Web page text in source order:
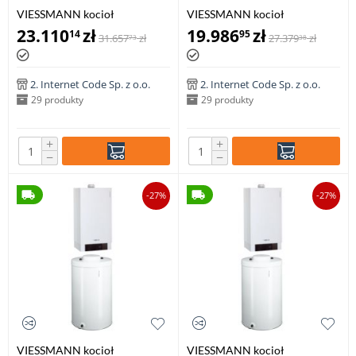
VIESSMANN kocioł
VITODENS 200-W 1.9-19,0 kW
z zasobnikiem c.w.u VITOCELL
100-W poj. 150 l
23.11014zł31.65773 zł
2. Internet Code Sp. z o.o.
29 produkty
+
−
VIESSMANN kocioł
VITODENS 200-W 2,6-26,0 kW
z zasobnikiem c.w.u VITOCELL
100-W poj. 100 l
19.98695zł27.37938 zł
2. Internet Code Sp. z o.o.
29 produkty
+
−
-27%
VIESSMANN kocioł
-27%
VIESSMANN kocioł